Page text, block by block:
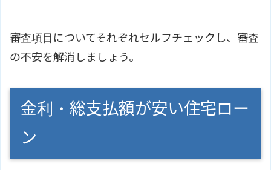
審査項目についてそれぞれセルフチェックし、審査
の不安を解消しましょう。
金利・総支払額が安い住宅ロー
ン